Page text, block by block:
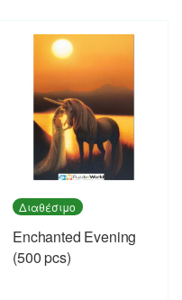
Διαθέσιμο
Enchanted Evening
(500 pcs)